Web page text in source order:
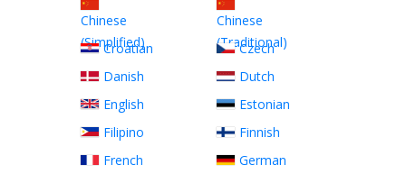
Chinese
(Simplified)
Chinese
(Traditional)
Croatian
Czech
Danish
Dutch
English
Estonian
Filipino
Finnish
French
German